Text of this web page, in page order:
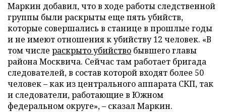
Маркин добавил, что в ходе работы следственной
группы были раскрыты еще пять убийств,
которые совершались в станице в прошлые годы
и не имеют отношения к убийству 12 человек. «В
том числе раскрыто убийство бывшего главы
района Москвича. Сейчас там работает бригада
следователей, в состав которой входят более 50
человек – как из центрального аппарата СКП, так
и следователи, работающие в Южном
федеральном округе», – сказал Маркин.